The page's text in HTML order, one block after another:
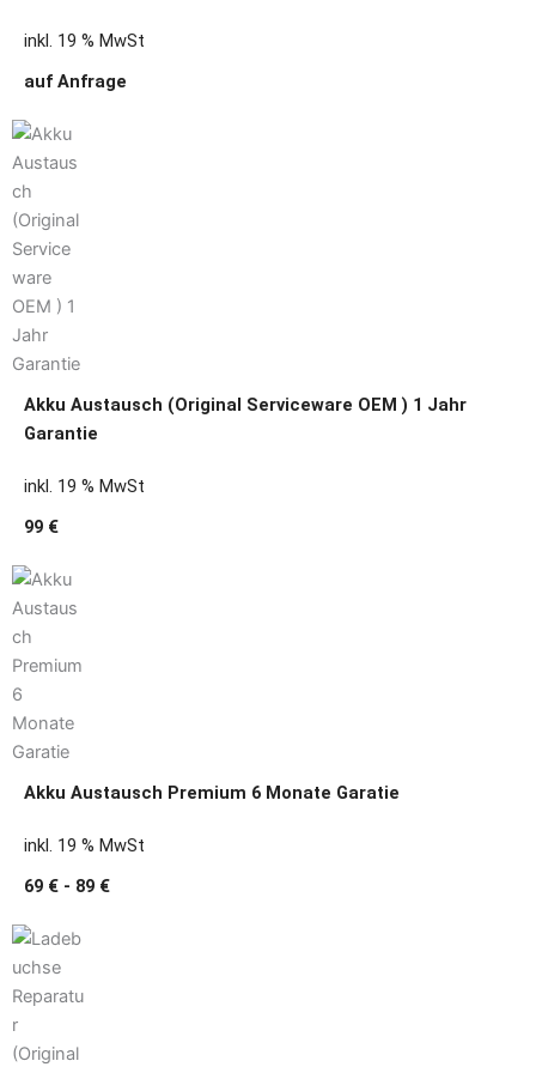
inkl. 19 % MwSt
auf Anfrage
Akku Austausch (Original Serviceware OEM ) 1 Jahr
Garantie
inkl. 19 % MwSt
99 €
Akku Austausch Premium 6 Monate Garatie
inkl. 19 % MwSt
69 € - 89 €